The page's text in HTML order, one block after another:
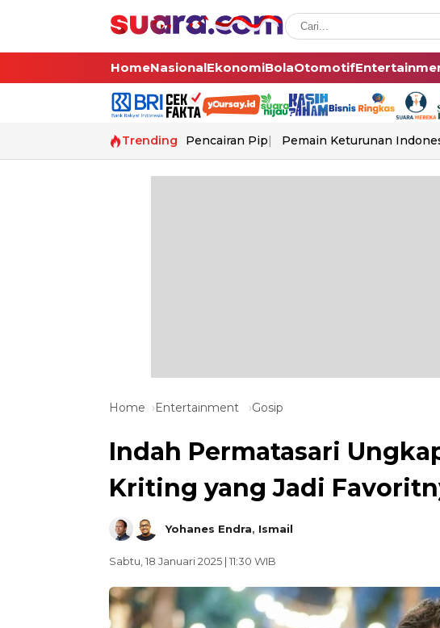
HomeNasionalEkonomiBolaOtomotif
Trending Pencairan Pip Pemain Keturunan
Home Entertainment Gosip
Indah Permatasari
Kriting yang Jadi
Yohanes Endra, Ismail
Sabtu, 18 Januari 2025 | 11:30 WIB